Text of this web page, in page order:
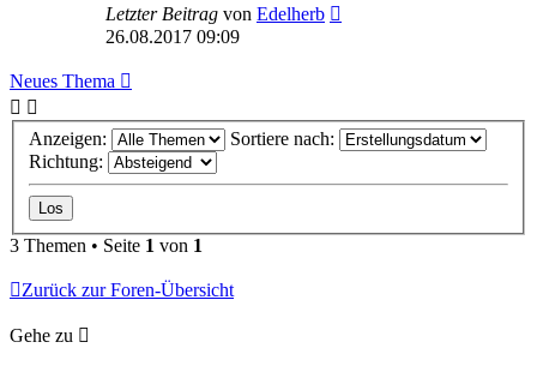
Letzter Beitrag von Edelherb
26.08.2017 09:09
Neues Thema
Anzeigen:
Sortiere nach:
Richtung:
3 Themen • Seite 1 von 1
Zurück zur Foren-Übersicht
Gehe zu